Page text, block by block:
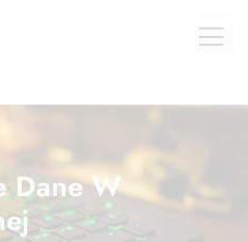
Dane W